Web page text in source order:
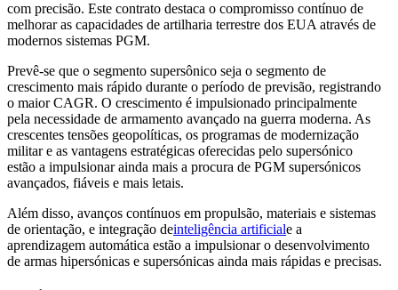
com precisão. Este contrato destaca o compromisso contínuo de
melhorar as capacidades de artilharia terrestre dos EUA através de
modernos sistemas PGM.
Prevê-se que o segmento supersônico seja o segmento de
crescimento mais rápido durante o período de previsão, registrando
o maior CAGR. O crescimento é impulsionado principalmente
pela necessidade de armamento avançado na guerra moderna. As
crescentes tensões geopolíticas, os programas de modernização
militar e as vantagens estratégicas oferecidas pelo supersónico
estão a impulsionar ainda mais a procura de PGM supersónicos
avançados, fiáveis ​​e mais letais.
Além disso, avanços contínuos em propulsão, materiais e sistemas
de orientação, e integração deinteligência artificiale a
aprendizagem automática estão a impulsionar o desenvolvimento
de armas hipersónicas e supersónicas ainda mais rápidas e precisas.